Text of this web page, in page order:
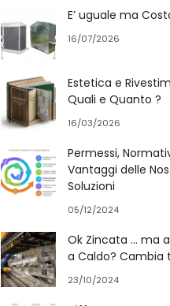
E’ uguale ma
16/07/2026
Estetica e
Quali e Quanto ?
16/03/2026
Permessi,
Vantaggi delle
Soluzioni
05/12/2024
Ok Zincata … ma
a Caldo? Cambia
23/10/2024